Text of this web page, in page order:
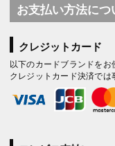
お支払い方法につ
クレジットカード
以下のカードブランドをお
クレジットカード決済では